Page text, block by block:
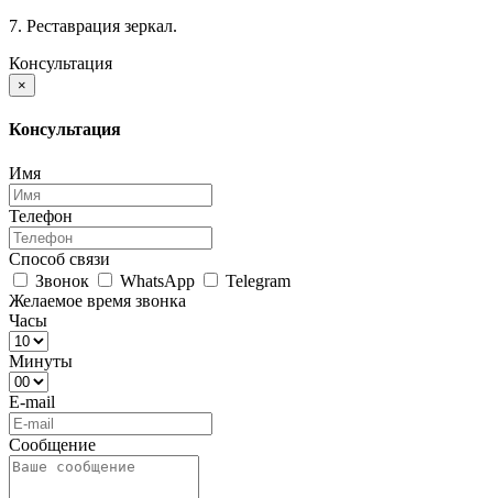
7. Реставрация зеркал.
Консультация
×
Консультация
Имя
Телефон
Способ связи
Звонок
WhatsApp
Telegram
Желаемое время звонка
Часы
Минуты
E-mail
Сообщение